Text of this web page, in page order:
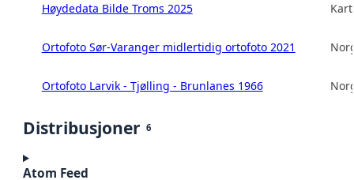
Høydedata Bilde Troms 2025
Ortofoto Sør-Varanger midlertidig ortofoto 2021
Ortofoto Larvik - Tjølling - Brunlanes 1966
Distribusjoner 6
Atom Feed